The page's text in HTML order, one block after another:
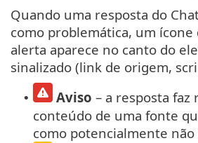
Quando uma resposta do
como problemática, um ícone
alerta aparece no canto do
sinalizado (link de origem,
• Aviso – a resposta faz
conteúdo de uma fonte
como potencialmente não